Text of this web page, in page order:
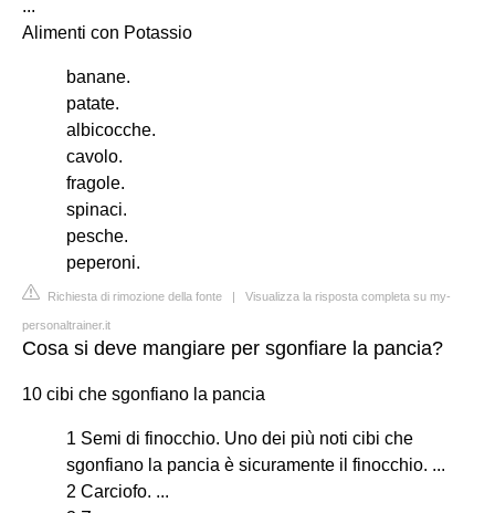
...
Alimenti con Potassio
banane.
patate.
albicocche.
cavolo.
fragole.
spinaci.
pesche.
peperoni.
Richiesta di rimozione della fonte | Visualizza la risposta completa su my-
personaltrainer.it
Cosa si deve mangiare per sgonfiare la pancia?
10 cibi che sgonfiano la pancia
1 Semi di finocchio. Uno dei più noti cibi che
sgonfiano la pancia è sicuramente il finocchio. ...
2 Carciofo. ...